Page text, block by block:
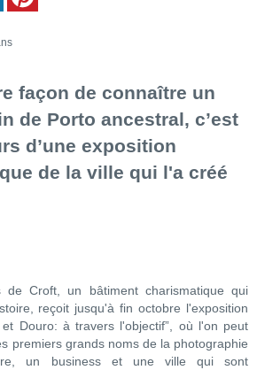
façon de connaître un
de Porto ancestral, c’est
d’une exposition
de la ville qui l'a créé
de Croft, un bâtiment charismatique qui
reçoit jusqu'à fin octobre l'exposition
et Douro: à travers l'objectif”, où l'on peut
premiers grands noms de la photographie
un business et une ville qui sont